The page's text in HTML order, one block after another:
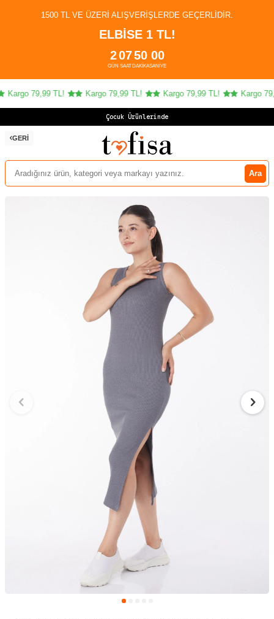
1500 TL VE ÜZERI ALIŞVERIŞLERDE GEÇERLIDIR.
ELBİSE 1 TL!
2
GÜN
07
SAAT
50
DAKIKA
00
SANIYE
Kargo 79,99 TL! Kargo 79,99 TL! Kargo 79,99 TL! Kargo
Çocuk Ürünlerinde 4
GERI
Ara